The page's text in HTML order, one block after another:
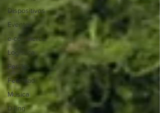
Dispositivos
Eventos
e-commerce
Logística
Perfiles
Felicidad
Música
DJing